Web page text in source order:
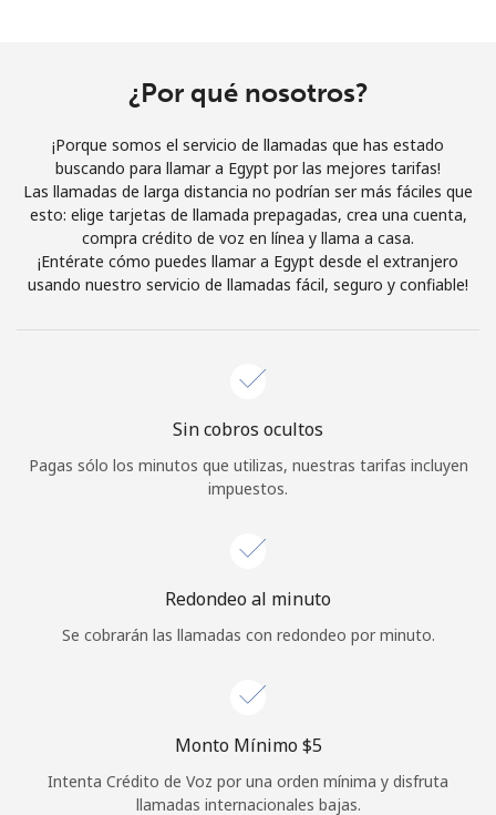
Únete
¡Hola!
Inicia sesión oREGÍSTRATE →
¿Olvidaste tu contraseña? →
o
Continuar con
¿Por qué nosotros?
¡Porque somos el servicio de llamadas que has estado
buscando para llamar a Egypt por las mejores tarifas!
Las llamadas de larga distancia no podrían ser más fáciles que
esto: elige tarjetas de llamada prepagadas, crea una cuenta,
compra crédito de voz en línea y llama a casa.
¡Entérate cómo puedes llamar a Egypt desde el extranjero
usando nuestro servicio de llamadas fácil, seguro y confiable!
Sin cobros ocultos
Pagas sólo los minutos que utilizas, nuestras tarifas incluyen
impuestos.
Redondeo al minuto
Se cobrarán las llamadas con redondeo por minuto.
Monto Mínimo ⁦$5⁩
Intenta Crédito de Voz por una orden mínima y disfruta
llamadas internacionales bajas.